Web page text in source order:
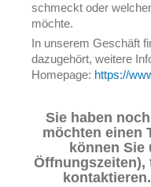
schmeckt oder
möchte.
In unserem Geschäft
dazugehört, weitere
Homepage: https://
Sie haben
möchten einen
können Sie
Öffnungszeiten),